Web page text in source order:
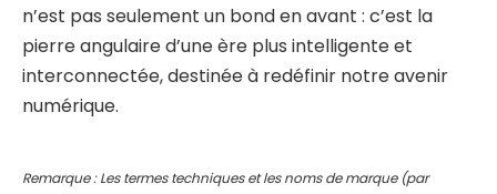
n’est pas seulement un bond en avant : c’est la
pierre angulaire d’une ère plus intelligente et
interconnectée, destinée à redéfinir notre avenir
numérique.
Remarque : Les termes techniques et les noms de marque (par